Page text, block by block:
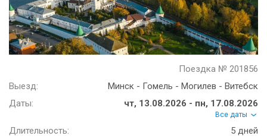
Поездка № 201856
Выезд:
Минск - Гомель - Могилев - Витебск
Даты:
чт, 13.08.2026 - пн, 17.08.2026
Все даты
Длительность:
5 дней